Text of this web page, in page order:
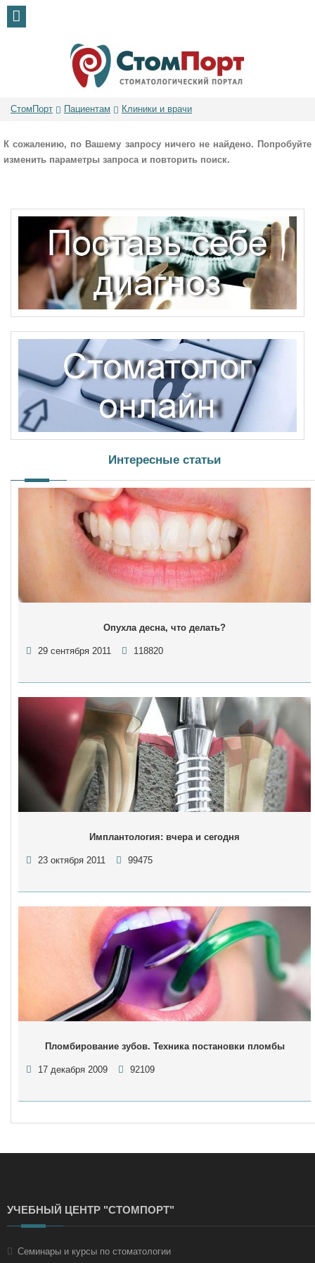
СтомПорт Пациентам Клиники и врачи
К сожалению, по Вашему запросу ничего не найдено. Попробуйте
изменить параметры запроса и повторить поиск.
Интересные статьи
Опухла десна, что делать?
29 сентября 2011 118820
Имплантология: вчера и сегодня
23 октября 2011 99475
Пломбирование зубов. Техника постановки пломбы
17 декабря 2009 92109
УЧЕБНЫЙ ЦЕНТР "СТОМПОРТ"
Семинары и курсы по стоматологии